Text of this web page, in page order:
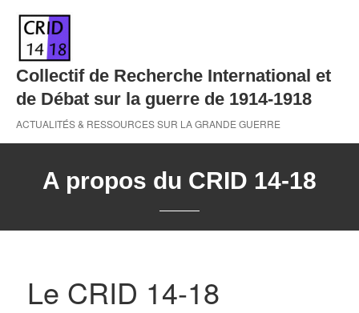
content
Collectif de Recherche International et
de Débat sur la guerre de 1914-1918
ACTUALITÉS & RESSOURCES SUR LA GRANDE GUERRE
A propos du CRID 14-18
Le CRID 14-18